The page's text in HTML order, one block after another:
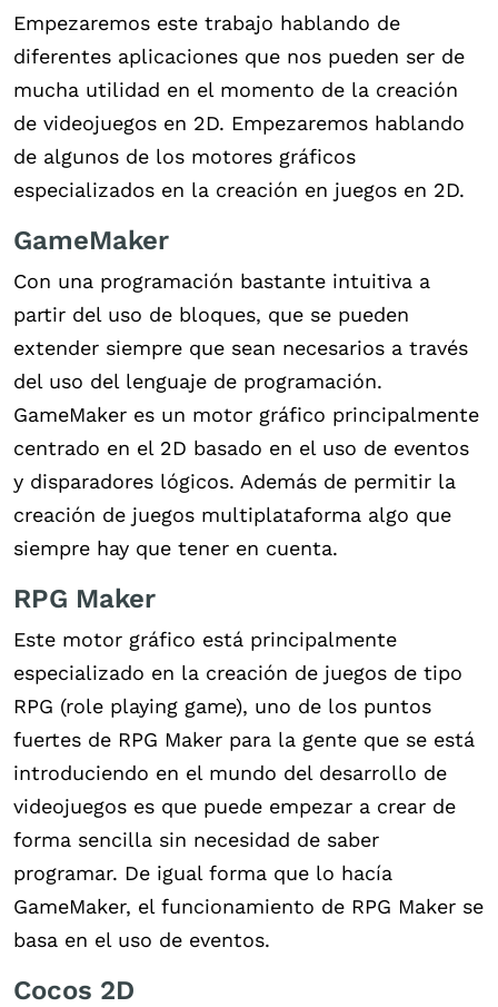
Empezaremos este trabajo hablando de
diferentes aplicaciones que nos pueden ser de
mucha utilidad en el momento de la creación
de videojuegos en 2D. Empezaremos hablando
de algunos de los motores gráficos
especializados en la creación en juegos en 2D.
GameMaker
Con una programación bastante intuitiva a
partir del uso de bloques, que se pueden
extender siempre que sean necesarios a través
del uso del lenguaje de programación.
GameMaker es un motor gráfico principalmente
centrado en el 2D basado en el uso de eventos
y disparadores lógicos. Además de permitir la
creación de juegos multiplataforma algo que
siempre hay que tener en cuenta.
RPG Maker
Este motor gráfico está principalmente
especializado en la creación de juegos de tipo
RPG (role playing game), uno de los puntos
fuertes de RPG Maker para la gente que se está
introduciendo en el mundo del desarrollo de
videojuegos es que puede empezar a crear de
forma sencilla sin necesidad de saber
programar. De igual forma que lo hacía
GameMaker, el funcionamiento de RPG Maker se
basa en el uso de eventos.
Cocos 2D